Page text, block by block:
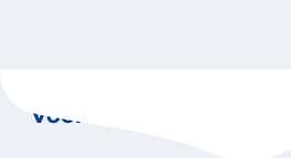
Voor coaches